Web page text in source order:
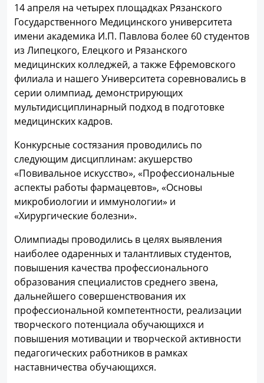
14 апреля на четырех площадках Рязанского
Государственного Медицинского университета
имени академика И.П. Павлова более 60 студентов
из Липецкого, Елецкого и Рязанского
медицинских колледжей, а также Ефремовского
филиала и нашего Университета соревновались в
серии олимпиад, демонстрирующих
мультидисциплинарный подход в подготовке
медицинских кадров.
Конкурсные состязания проводились по
следующим дисциплинам: акушерство
«Повивальное искусство», «Профессиональные
аспекты работы фармацевтов», «Основы
микробиологии и иммунологии» и
«Хирургические болезни».
Олимпиады проводились в целях выявления
наиболее одаренных и талантливых студентов,
повышения качества профессионального
образования специалистов среднего звена,
дальнейшего совершенствования их
профессиональной компетентности, реализации
творческого потенциала обучающихся и
повышения мотивации и творческой активности
педагогических работников в рамках
наставничества обучающихся.